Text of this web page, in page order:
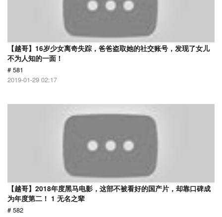
【越哥】16岁少女离奇失踪，爸爸盗取她的社交账号，发现了女儿
不为人知的一面！
# 581
2019-01-29 02:17
【越哥】2018年度黑马电影，这部不被看好的国产片，却靠口碑成
为年度第二！ 1 无名之辈
# 582